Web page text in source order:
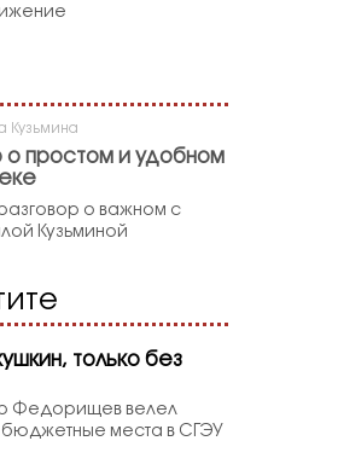
Кузьмина
о простом и удобном
о важном с
Кузьминой
только без
Федорищев велел
бюджетные места в СГЭУ